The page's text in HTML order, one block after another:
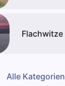
Flachwitze
Alle Kategorien